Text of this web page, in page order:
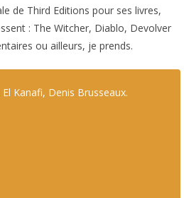
de Third Editions pour ses livres,
: The Witcher, Diablo, Devolver
ou ailleurs, je prends.
Kanafi, Denis Brusseaux.